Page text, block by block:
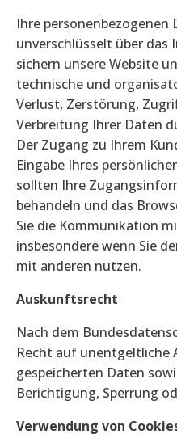
Ihre personenbezogenen
unverschlüsselt über das
sichern unsere Website
technische und
Verlust, Zerstörung,
Verbreitung Ihrer Daten
Der Zugang zu Ihrem
Eingabe Ihres
sollten Ihre
behandeln und das
Sie die Kommunikation
insbesondere wenn Sie
mit anderen nutzen.
Auskunftsrecht
Nach dem
Recht auf unentgeltliche
gespeicherten Daten
Berichtigung, Sperrung
Verwendung von